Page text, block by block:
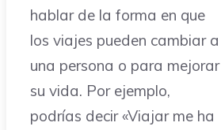
hablar de la forma en que
los viajes pueden cambiar a
una persona o para mejorar
su vida. Por ejemplo,
podrías decir «Viajar me ha